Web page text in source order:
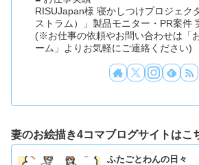
RISUJapan様 寝かしつけプロジェク
ストラム）」製品モニター・PR案件
(※お仕事の依頼やお問い合わせは「
ーム」よりお気軽にご連絡ください)
妻のお絵描き4コマブログサイトはこ
ふたごとわんの日々